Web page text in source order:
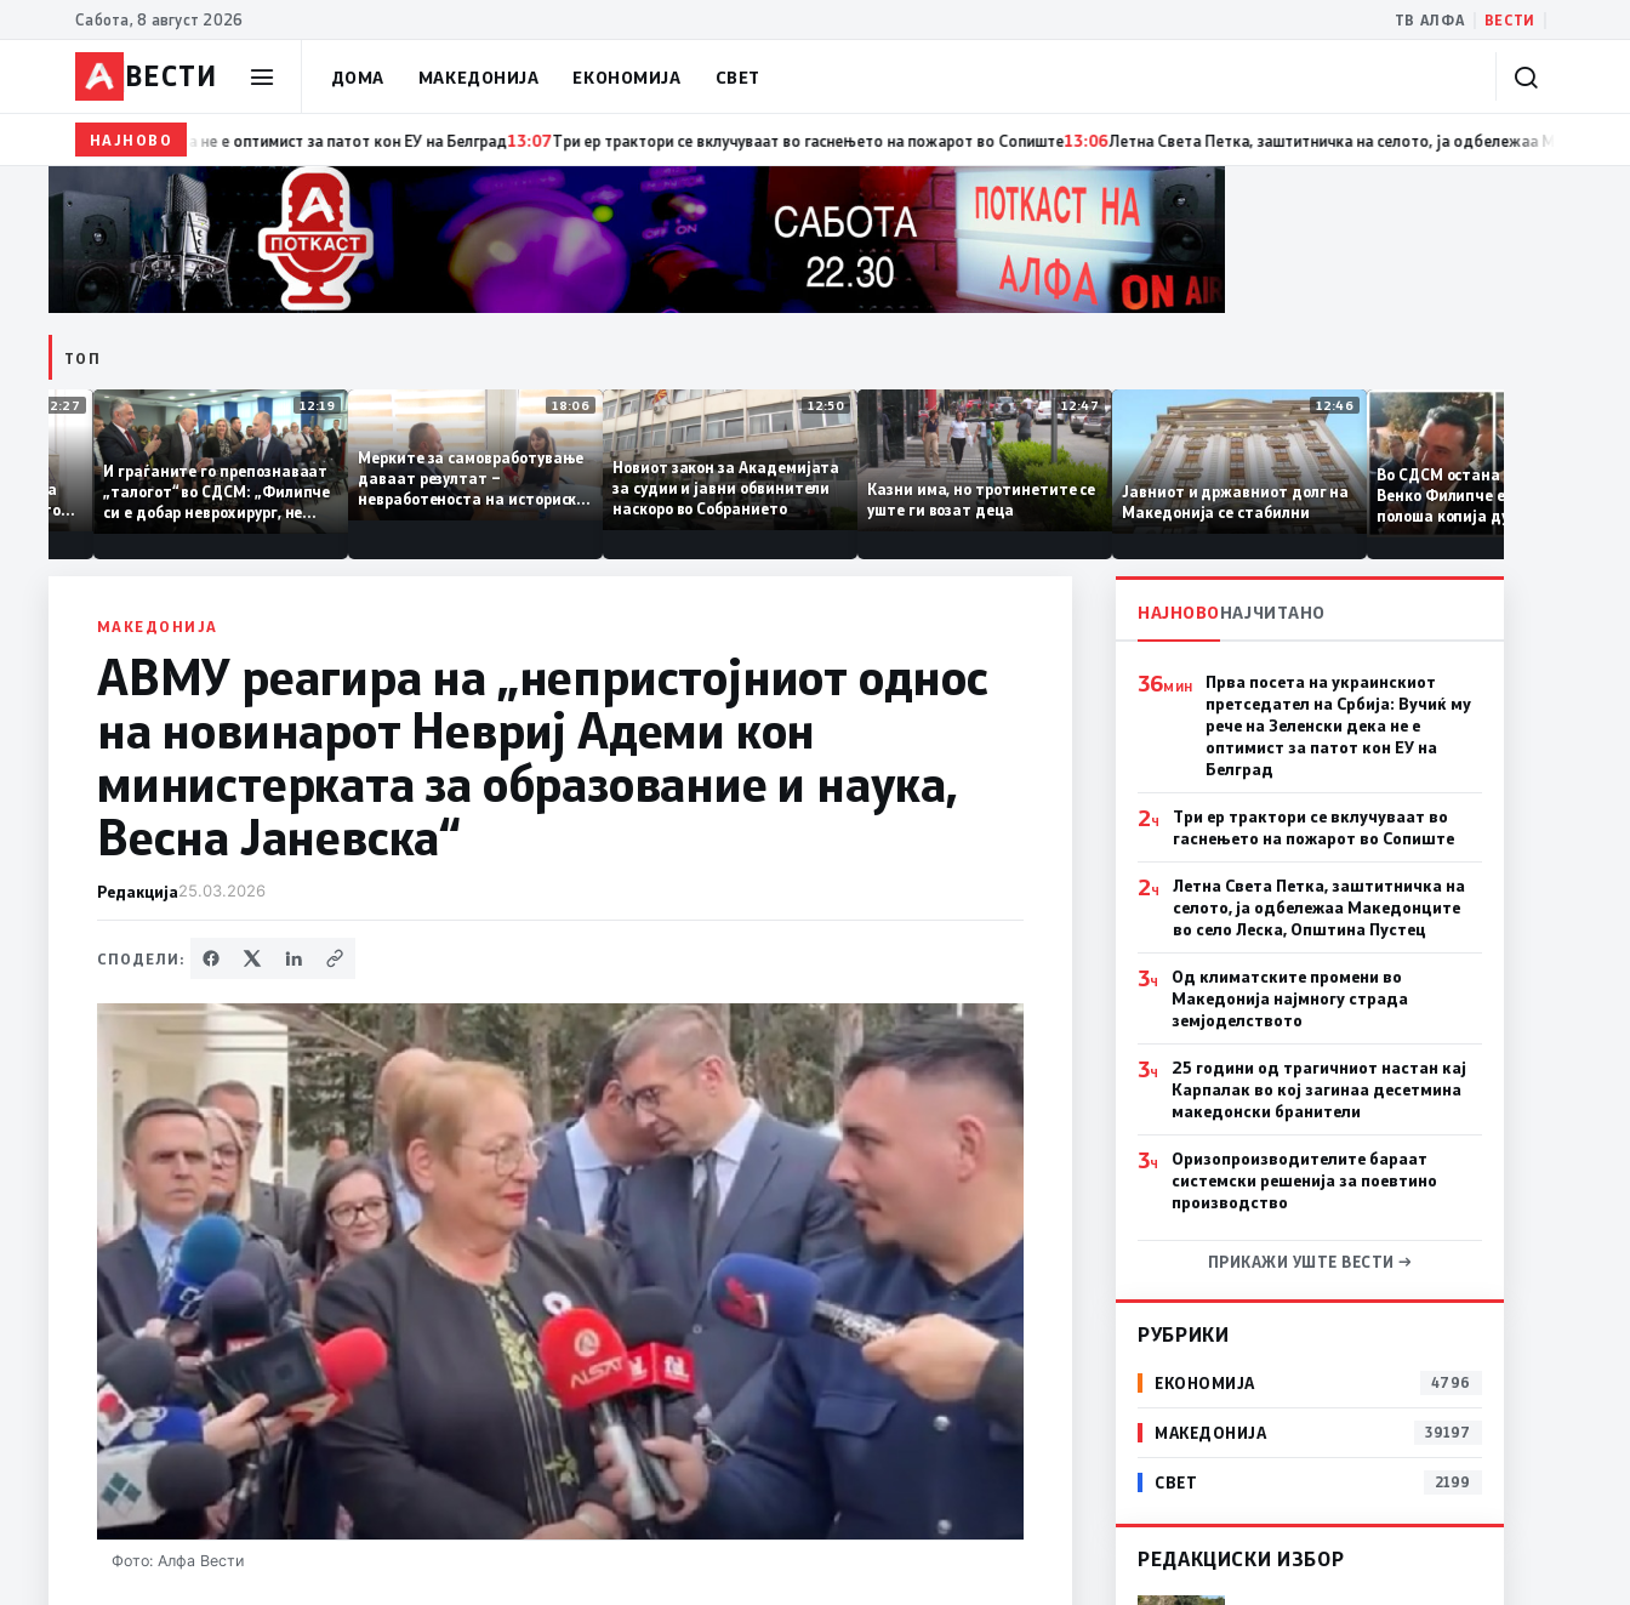
Сабота, 8 август 2026 ТВ АЛФА ВЕСТИ
ВЕСТИ ДОМА МАКЕДОНИЈА ЕКОНОМИЈА СВЕТ
НАЈНОВО15:29Прва посета на украинскиот претседател на Србија: Вучиќ му рече на Зеленски дека не е оптимист за патот кон ЕУ на Белград13:07Три ер трактори се вклучуваат во гаснењето на пожарот
ТОП
12:27
За
треба
12:19
И граѓаните го препознаваат
„талогот“ во СДСМ: „Филипче
си е добар неврохирург, не
треба се занимава со
18:06
Мерките за самовработување
даваат резултат –
невработеноста на историски
најниско ниво од 11,3%
12:50
Новиот закон за Академијата
за судии и јавни обвинители
наскоро во Собранието
12:47
Казни има, но тротинетите се
уште ги возат деца
12:46
Јавниот и државниот долг на
Македонија се стабилни
Во СДСМ остана само
Венко Филипче е само бледа
полоша копија дури и од
Заев
МАКЕДОНИЈА
АВМУ реагира на „непристојниот однос
на новинарот Невриј Адеми кон
министерката за образование и наука,
Весна Јаневска“
Редакција25.03.2026
СПОДЕЛИ:
Фото: Алфа Вести
НАЈНОВОНАЈЧИТАНО
36МИН
Прва посета на украинскиот
претседател на Србија: Вучиќ му
рече на Зеленски дека не е
оптимист за патот кон ЕУ на
Белград
2Ч
Три ер трактори се вклучуваат во
гаснењето на пожарот во Сопиште
2Ч
Летна Света Петка, заштитничка на
селото, ја одбележаа Македонците
во село Леска, Општина Пустец
3Ч
Од климатските промени во
Македонија најмногу страда
земјоделството
3Ч
25 години од трагичниот настан кај
Карпалак во кој загинаа десетмина
македонски бранители
3Ч
Оризопроизводителите бараат
системски решенија за поевтино
производство
ПРИКАЖИ УШТЕ ВЕСТИ →
РУБРИКИ
ЕКОНОМИЈА 4796
МАКЕДОНИЈА 39197
СВЕТ 2199
РЕДАКЦИСКИ ИЗБОР